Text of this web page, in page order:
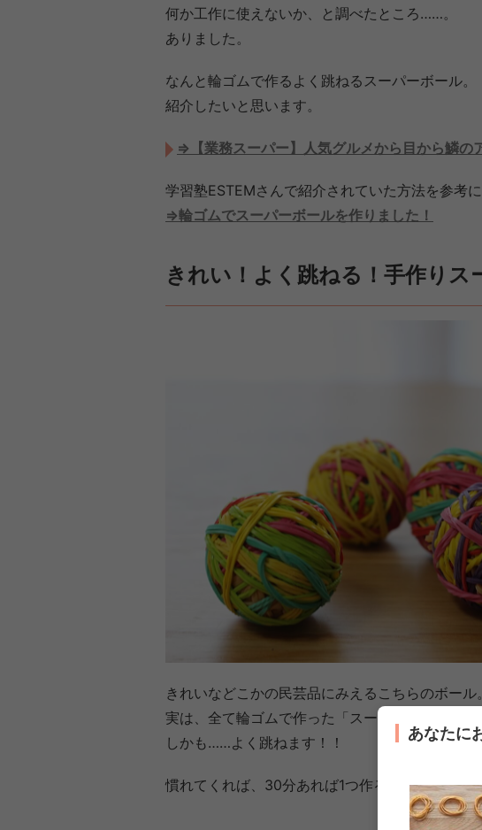
何か工作に使えないか、と調べたところ……。
ありました。
なんと輪ゴムで作るよく跳ねるスーパーボール。
紹介したいと思います。
⇒【業務スーパー】人気グルメから目から鱗の
学習塾ESTEMさんで紹介されていた方法を参考に
⇒輪ゴムでスーパーボールを作りました！
きれい！よく跳ねる！手作りス
きれいなどこかの民芸品にみえるこちらのボール。
実は、全て輪ゴムで作った「スーパーボール」！！
しかも……よく跳ねます！！
慣れてくれば、30分あれば1つ作ることができま
あなたに